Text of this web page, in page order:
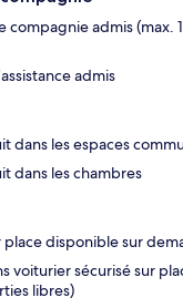
compagnie admis (max.
admis
dans les espaces
dans les chambres
place disponible sur
voiturier sécurisé sur
libres)